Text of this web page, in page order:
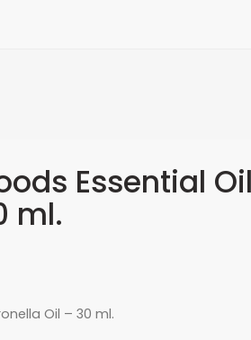
Essential
ml.
Oil – 30 ml.